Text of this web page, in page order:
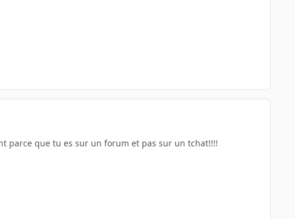
parce que tu es sur un forum et pas sur un tchat!!!!